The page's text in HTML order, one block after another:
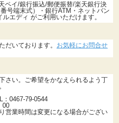
ペイ/銀行振込/郵便振替/楽天銀行決
号端末式）・銀行ATM・ネットバン
エディ がご利用いただけます。
だいております。 お気軽にお問合せ
さい。ご希望をかなえられるよう丁
0467-79-0544
00
営業時間は変更になる場合がござい